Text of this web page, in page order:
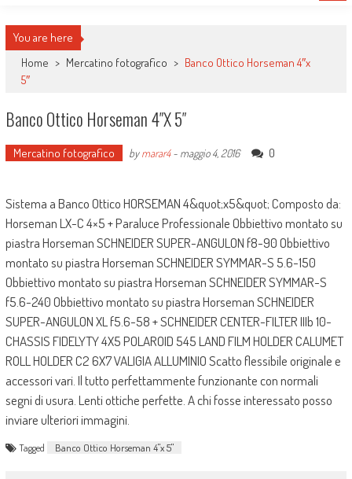
You are here
Home > Mercatino fotografico > Banco Ottico Horseman 4″x
5″
Banco Ottico Horseman 4″x 5″
Mercatino fotografico bymarar4- maggio 4, 2016 0
Sistema a Banco Ottico HORSEMAN 4&quot;x5&quot; Composto da:
Horseman LX-C 4×5 + Paraluce Professionale Obbiettivo montato su
piastra Horseman SCHNEIDER SUPER-ANGULON f8-90 Obbiettivo
montato su piastra Horseman SCHNEIDER SYMMAR-S 5.6-150
Obbiettivo montato su piastra Horseman SCHNEIDER SYMMAR-S
f5.6-240 Obbiettivo montato su piastra Horseman SCHNEIDER
SUPER-ANGULON XL f5.6-58 + SCHNEIDER CENTER-FILTER IIIb 10-
CHASSIS FIDELYTY 4X5 POLAROID 545 LAND FILM HOLDER CALUMET
ROLL HOLDER C2 6X7 VALIGIA ALLUMINIO Scatto flessibile originale e
accessori vari. Il tutto perfettammente funzionante con normali
segni di usura. Lenti ottiche perfette. A chi fosse interessato posso
inviare ulteriori immagini.
Tagged Banco Ottico Horseman 4"x 5"